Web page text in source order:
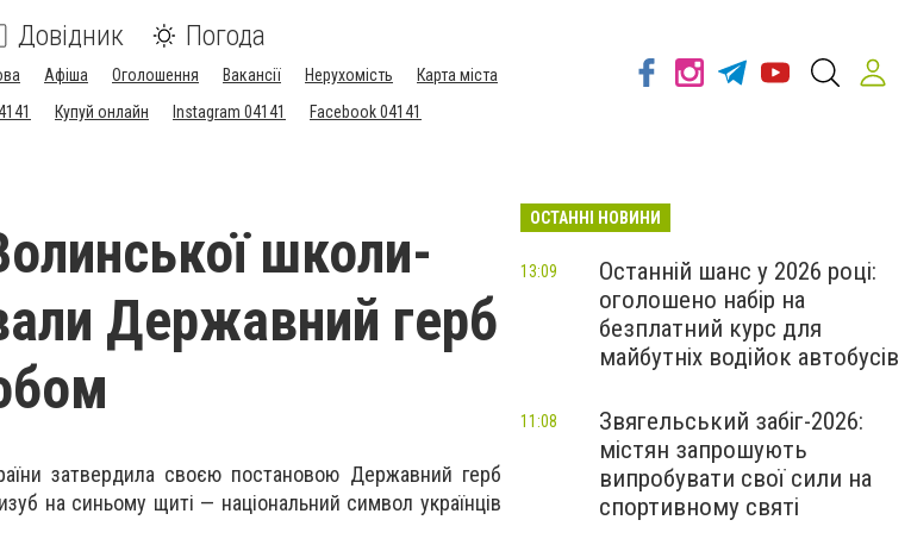
Довідник Погода
Афіша Оголошення Вакансії Нерухомість
Карта міста
Купуй онлайн Instagram 04141 Facebook 04141
школи-
Державний герб
затвердила своєю постановою Державний герб
на синьому щиті — національний символ українців
ОСТАННІ НОВИНИ
Останній шанс у 2026 році:
оголошено набір на
безплатний курс для
майбутніх водійок автобусів
13:09
Звягельський забіг-2026:
містян запрошують
випробувати свої сили на
спортивному святі
11:08